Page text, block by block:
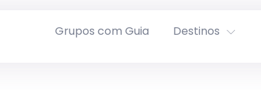
Grupos com Guia Destinos